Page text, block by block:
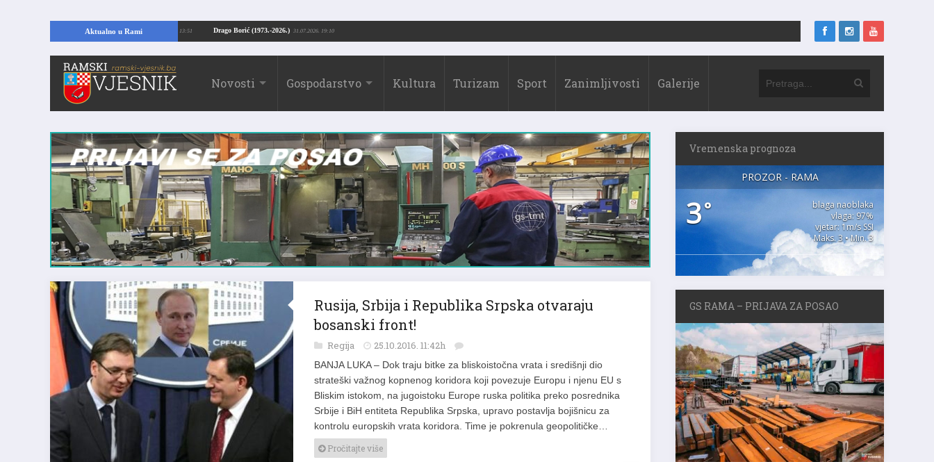
Aktualno u Rami Drago Borić (1973.-2026.) 31.07.2026. 19:10
temelje kuće, pronašao vrijedne arheološke ostatke 24.07.2026. 13:51
Novosti Gospodarstvo Kultura Turizam Sport Zanimljivosti Galerije
Rusija, Srbija i Republika Srpska otvaraju
bosanski front!
Regija 25.10.2016. 11:42h
BANJA LUKA – Dok traju bitke za bliskoistočna vrata i središnji dio
strateški važnog kopnenog koridora koji povezuje Europu i njenu EU s
Bliskim istokom, na jugoistoku Europe ruska politika preko posrednika
Srbije i BiH entiteta Republika Srpska, upravo postavlja bojišnicu za
kontrolu europskih vrata koridora. Time je pokrenula geopolitičke…
Pročitajte više
Vremenska prognoza
PROZOR - RAMA
3°
blaga naoblaka
vlaga: 97%
vjetar: 1m/s SSI
Maks. 3 • Min. 3
GS RAMA – PRIJAVA ZA POSAO